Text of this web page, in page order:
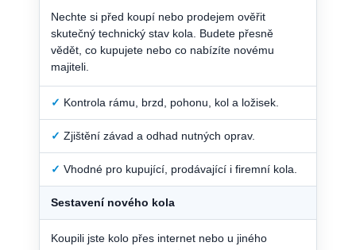
Nechte si před koupí nebo prodejem ověřit
skutečný technický stav kola. Budete přesně
vědět, co kupujete nebo co nabízíte novému
majiteli.
✓ Kontrola rámu, brzd, pohonu, kol a ložisek.
✓ Zjištění závad a odhad nutných oprav.
✓ Vhodné pro kupující, prodávající i firemní kola.
Sestavení nového kola
Koupili jste kolo přes internet nebo u jiného